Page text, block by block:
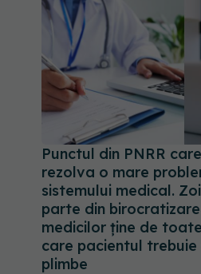
Punctul din PNRR
rezolva o mare
sistemului medical.
parte din
medicilor ține de
care pacientul trebuie
plimbe